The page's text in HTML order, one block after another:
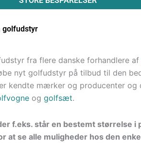
golfudstyr
fra flere danske forhandlere af
nyt golfudstyr på tilbud til den
kendte mærker og producenter
og golfsæt.
f.eks. står en bestemt størrelse i
at se alle muligheder hos den